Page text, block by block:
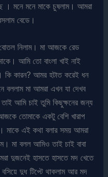
। মনে মনে মাকে চুষলাম। আমরা
বেডে।
বোতল নিলাম। মা আজকে রেড
আমি তো বাংলা খাই নাই
কি কারন? আমর হটাত করেই ধন
বললাম মা আমরা এখন যা দেখব
আমি চাই তুমি কিছুক্ষনের জন্য
তোমাকে একটু বেশি খারাপ
মাকে এই কথা বলার সময় আমরা
মা বলল আমিও তাই চাই বাবা
দুজনেই হাসতে হাসতে মদ খেতে
দুধ টিপ্টে থাকলাম আর মদ